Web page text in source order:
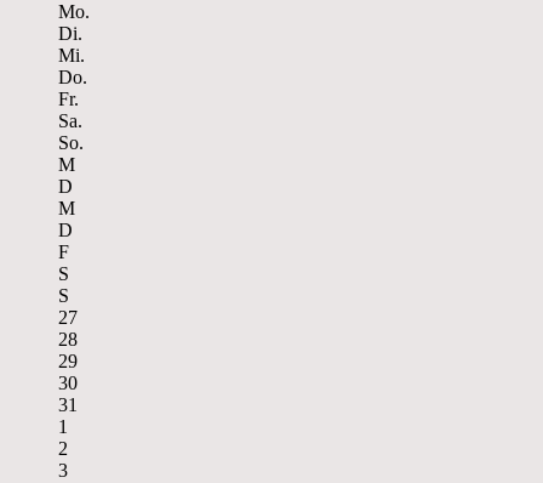
Mo.
Di.
Mi.
Do.
Fr.
Sa.
So.
M
D
M
D
F
S
S
27
28
29
30
31
1
2
3